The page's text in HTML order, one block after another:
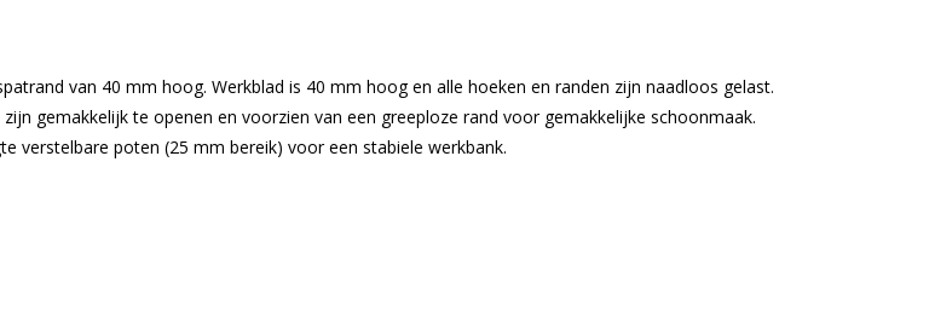
van 40 mm hoog. Werkblad is 40 mm hoog en alle hoeken en randen zijn naadloos gelast.
gemakkelijk te openen en voorzien van een greeploze rand voor gemakkelijke schoonmaak.
verstelbare poten (25 mm bereik) voor een stabiele werkbank.